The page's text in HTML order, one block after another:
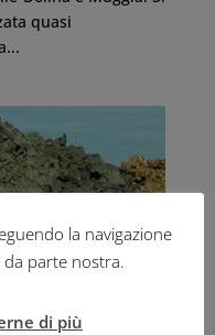
quasi
la navigazione
da parte nostra.
di più